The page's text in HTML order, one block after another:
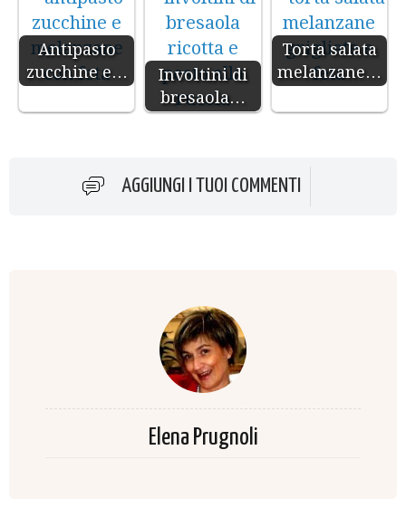
Antipasto
zucchine e…
Involtini di
bresaola…
Torta salata
melanzane…
AGGIUNGI I TUOI COMMENTI
Elena Prugnoli